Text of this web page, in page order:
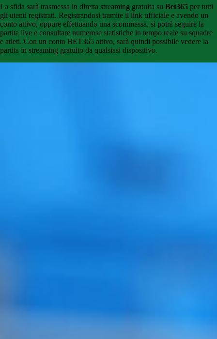
La sfida sarà trasmessa in diretta streaming gratuita su Bet365 per tutti
gli utenti registrati. Registrandosi tramite il link ufficiale e avendo un
conto attivo, oppure effettuando una scommessa, si potrà seguire la
partita live e consultare numerose statistiche in tempo reale su squadre
e atleti. Con un conto BET365 attivo, sarà quindi possibile vedere la
partita in streaming gratuito da qualsiasi dispositivo.